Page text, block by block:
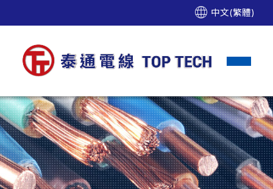
中文(繁體)